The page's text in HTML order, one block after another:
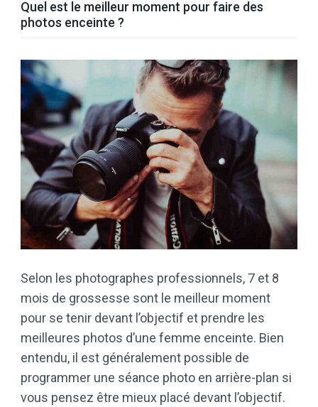
Quel est le meilleur moment pour faire des
photos enceinte ?
Selon les photographes professionnels, 7 et 8
mois de grossesse sont le meilleur moment
pour se tenir devant l’objectif et prendre les
meilleures photos d’une femme enceinte. Bien
entendu, il est généralement possible de
programmer une séance photo en arrière-plan si
vous pensez être mieux placé devant l’objectif.